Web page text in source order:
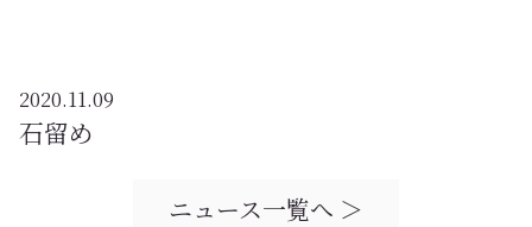
2020.11.09
石留め
ニュース一覧へ ＞